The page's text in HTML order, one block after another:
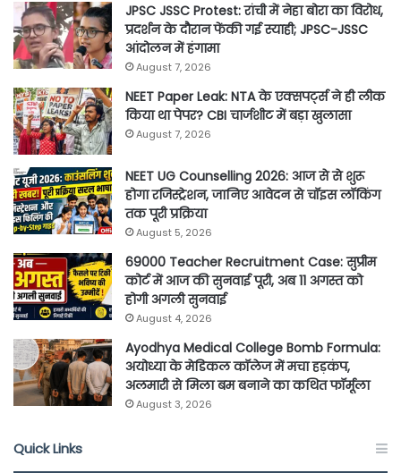
JPSC JSSC Protest: रांची में नेहा बोरा का विरोध,
प्रदर्शन के दौरान फेंकी गई स्याही; JPSC-JSSC
आंदोलन में हंगामा
August 7, 2026
NEET Paper Leak: NTA के एक्सपर्ट्स ने ही लीक
किया था पेपर? CBI चार्जशीट में बड़ा खुलासा
August 7, 2026
NEET UG Counselling 2026: आज से से शुरू
होगा रजिस्ट्रेशन, जानिए आवेदन से चॉइस लॉकिंग
तक पूरी प्रक्रिया
August 5, 2026
69000 Teacher Recruitment Case: सुप्रीम
कोर्ट में आज की सुनवाई पूरी, अब 11 अगस्त को
होगी अगली सुनवाई
August 4, 2026
Ayodhya Medical College Bomb Formula:
अयोध्या के मेडिकल कॉलेज में मचा हड़कंप,
अलमारी से मिला बम बनाने का कथित फॉर्मूला
August 3, 2026
Quick Links